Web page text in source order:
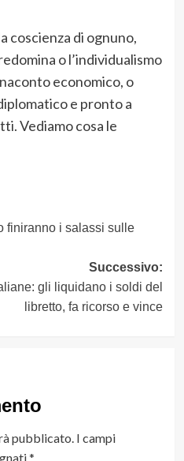
coscienza di ognuno,
o l’individualismo
economico, o
e pronto a
Vediamo cosa le
finiranno i salassi sulle
Successivo:
gli liquidano i soldi del
libretto, fa ricorso e vince
pubblicato. I campi
*